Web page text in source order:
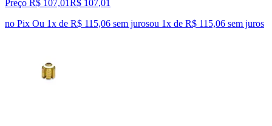
Preço R$ 107,01R$ 107,01
no Pix Ou 1x de R$ 115,06 sem jurosou 1x de R$ 115,06 sem juros